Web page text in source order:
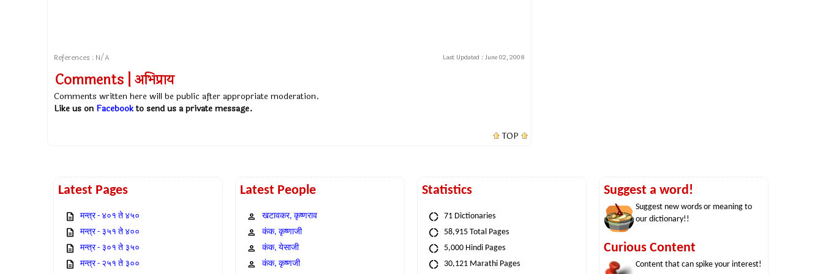
References : N/A Last Updated : June 02, 2008
Comments | अभिप्राय
Comments written here will be public after appropriate moderation.
Like us on Facebookto send us a private message.
TOP
Latest Pages
मन्त्र - ४०१ ते ४५०
मन्त्र - ३५१ ते ४००
मन्त्र - ३०१ ते ३५०
मन्त्र - २५१ ते ३००
Latest People
खटावकर, कृष्णराव
कंक, कृष्णाजी
कंक, येसाजी
कंक, कृष्णजी
Statistics
71 Dictionaries
58,915 Total Pages
5,000 Hindi Pages
30,121 Marathi Pages
Suggest a word!
Suggest new words or meaning to
our dictionary!!
Curious Content
Content that can spike your interest!